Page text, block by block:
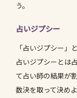
う。
占いジプシー
「占いジプシー」
占いジプシーとは
て占い師の結果が
数決を取って決め